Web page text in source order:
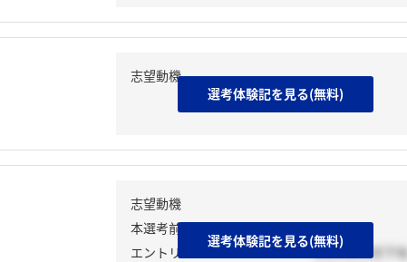
志望動機
選考体験記を見る(無料)
志望動機
本選考前活動
エントリーシート
2024年01月下旬
選考体験記を見る(無料)